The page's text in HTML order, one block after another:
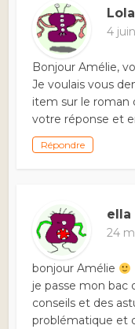
Lola
4
Bonjour Amélie,
Je voulais vous
item sur le roman
votre réponse et
Répondre
ella
24
bonjour Amélie
je passe mon bac
conseils et des
problématique et